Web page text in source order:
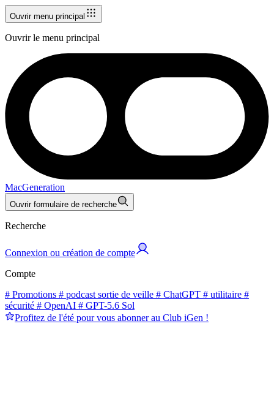
Ouvrir menu principal
Ouvrir le menu principal
MacGeneration
Ouvrir formulaire de recherche
Recherche
Connexion ou création de compte
Compte
# Promotions # podcast sortie de veille # ChatGPT # utilitaire #
sécurité # OpenAI # GPT-5.6 Sol
Profitez de l'été pour vous abonner au Club iGen !